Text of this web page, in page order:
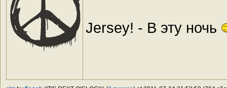
Jersey! - В эту ночь